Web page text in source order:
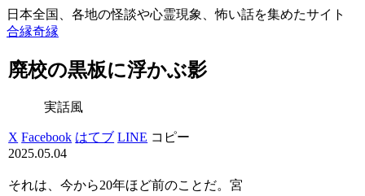
日本全国、各地の怪談や心霊現象、怖い話を集めたサイト
合縁奇縁
廃校の黒板に浮かぶ影
実話風
X Facebook はてブ LINE コピー
2025.05.04
それは、今から20年ほど前のことだ。宮